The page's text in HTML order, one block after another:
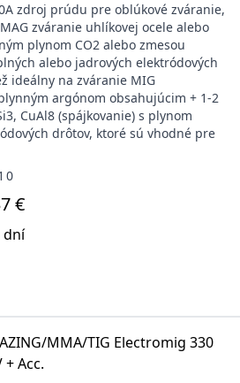
zdroj prúdu pre oblúkové zváranie,
zváranie uhlíkovej ocele alebo
plynom CO2 alebo zmesou
alebo jadrových elektródových
ideálny na zváranie MIG
argónom obsahujúcim + 1-2
CuAl8 (spájkovanie) s plynom
drôtov, ktoré sú vhodné pre
€
dní